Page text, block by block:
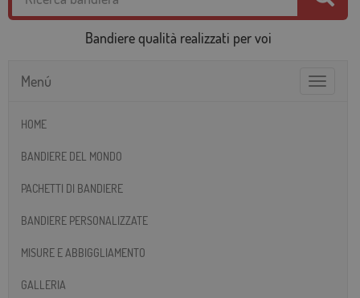
Bandiere qualità realizzati per voi
Toggle
Menú
HOME
BANDIERE DEL MONDO
PACHETTI DI BANDIERE
BANDIERE PERSONALIZZATE
MISURE E ABBIGGLIAMENTO
GALLERIA